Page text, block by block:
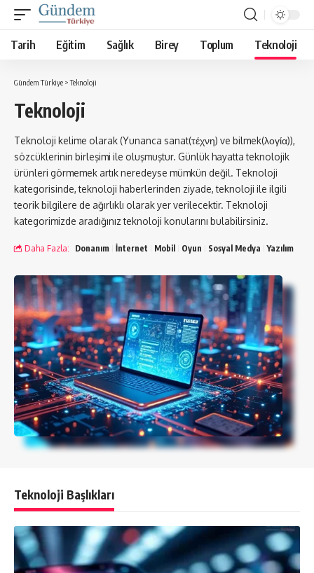
Tarih Eğitim Sağlık Birey Toplum Teknoloji
Gündem Türkiye >Teknoloji
Teknoloji
Teknoloji kelime olarak (Yunanca sanat(τέχνη) ve bilmek(λογία)),
sözcüklerinin birleşimi ile oluşmuştur. Günlük hayatta teknolojik
ürünleri görmemek artık neredeyse mümkün değil. Teknoloji
kategorisinde, teknoloji haberlerinden ziyade, teknoloji ile ilgili
teorik bilgilere de ağırlıklı olarak yer verilecektir. Teknoloji
kategorimizde aradığınız teknoloji konularını bulabilirsiniz.
Daha Fazla: Donanım İnternet Mobil Oyun Sosyal Medya Yazılım
Teknoloji Başlıkları